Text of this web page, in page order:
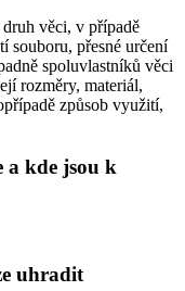
druh věci, v případě
souboru, přesné určení
spoluvlastníků věci
rozměry, materiál,
způsob využití,
a kde jsou k
uhradit